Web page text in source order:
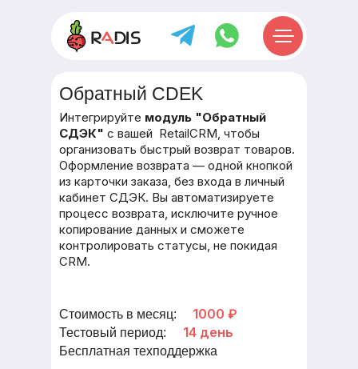
Обратный CDEK
Интегрируйте модуль "Обратный
СДЭК" с вашей RetailCRM, чтобы
организовать быстрый возврат товаров.
Оформление возврата — одной кнопкой
из карточки заказа, без входа в личный
кабинет СДЭК. Вы автоматизируете
процесс возврата, исключите ручное
копирование данных и сможете
контролировать статусы, не покидая
CRM.
Стоимость в месяц:
Тестовый период:
Бесплатная техподдержка
14 день
1000 ₽